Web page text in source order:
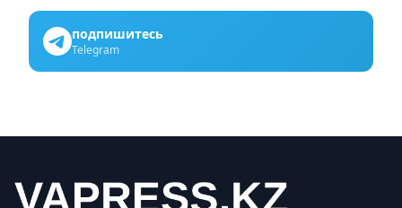
подпишитесь
Telegram